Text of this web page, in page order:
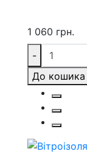
1 060 грн.
-
До кошика